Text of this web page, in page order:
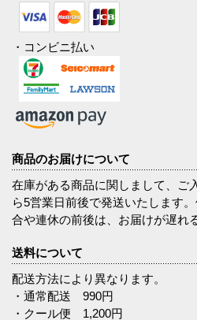
・コンビニ払い
商品のお届けについて
在庫がある商品に関しまして、ご
ら5営業日前後で発送いたします
合や連休の前後は、お届けが遅れ
送料について
配送方法により異なります。
・通常配送 990円
・クール便 1,200円